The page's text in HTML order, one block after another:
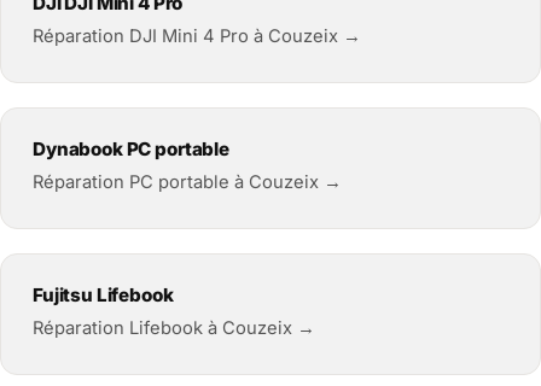
Réparation DJI Mini 4 Pro à Couzeix →
Dynabook PC portable
Réparation PC portable à Couzeix →
Fujitsu Lifebook
Réparation Lifebook à Couzeix →